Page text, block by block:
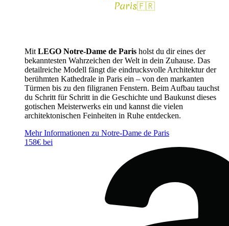
Mit LEGO Notre-Dame de Paris holst du dir eines der
bekanntesten Wahrzeichen der Welt in dein Zuhause. Das
detailreiche Modell fängt die eindrucksvolle Architektur der
berühmten Kathedrale in Paris ein – von den markanten
Türmen bis zu den filigranen Fenstern. Beim Aufbau tauchst
du Schritt für Schritt in die Geschichte und Baukunst dieses
gotischen Meisterwerks ein und kannst die vielen
architektonischen Feinheiten in Ruhe entdecken.
Mehr Informationen zu Notre-Dame de Paris
158€ bei